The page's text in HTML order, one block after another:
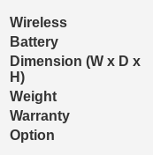
Wireless
Battery
Dimension (W x D x
H)
Weight
Warranty
Option